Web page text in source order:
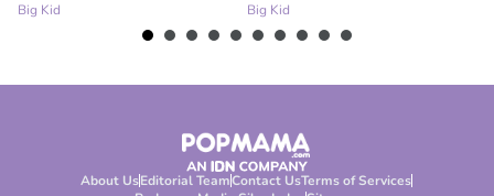
Big Kid
Big Kid
About UsEditorial TeamContact UsTerms of Services